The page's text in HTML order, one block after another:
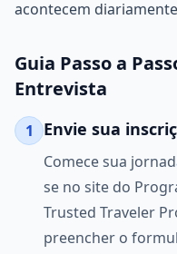
acontecem
Guia Passo a
Entrevista
1 Envie sua
Comece sua
se no site do
Trusted Traveler
preencher o